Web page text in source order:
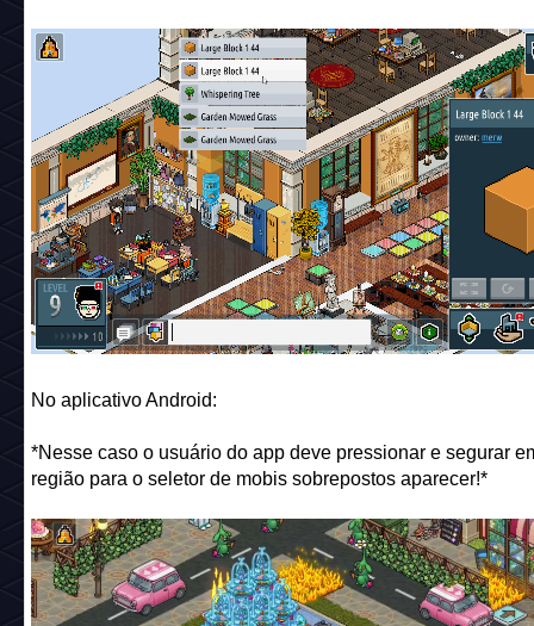
No aplicativo Android:
*Nesse caso o usuário do app deve pressionar e segurar
região para o seletor de mobis sobrepostos aparecer!*